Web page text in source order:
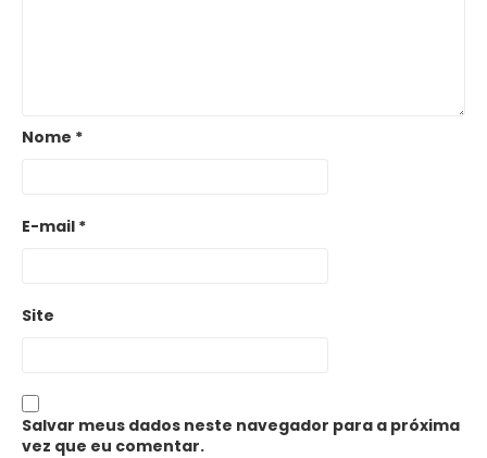
Nome *
E-mail *
Site
Salvar meus dados neste navegador para a próxima
vez que eu comentar.